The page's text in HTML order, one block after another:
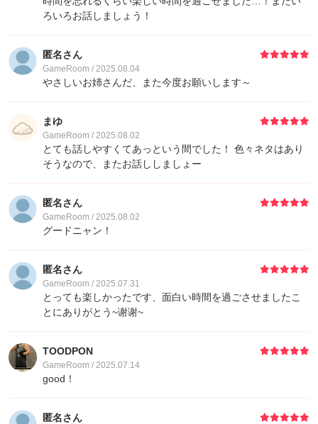
ろいろお話しましょう！
匿名さん
GameRoom / 2025.08.04
やさしいお姉さんだ、また今度お願いします～
まゆ
GameRoom / 2025.08.02
とても話しやすくてあっという間でした！ 色々ネタはあり
そうなので、またお話ししましょー
匿名さん
GameRoom / 2025.08.02
グードニャン！
匿名さん
GameRoom / 2025.07.31
とっても楽しかったです、面白い時間を過ごさせましたこ
とにありがとう~谢谢~
TOODPON
GameRoom / 2025.07.14
good！
匿名さん